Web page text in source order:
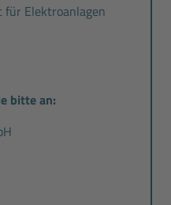
für Elektroanlagen
bitte an: